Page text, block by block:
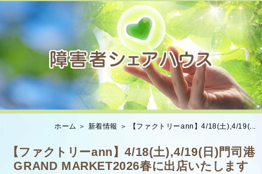
ホーム ＞ 新着情報 ＞ 【ファクトリーann】4/18(土),4/19(...
【ファクトリーann】4/18(土),4/19(日)門司港
GRAND MARKET2026春に出店いたします